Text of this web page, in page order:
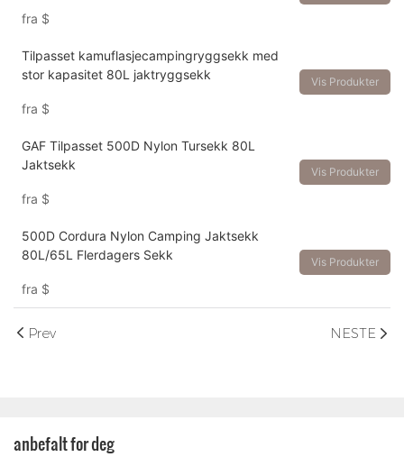
fra $
Tilpasset kamuflasjecampingryggsekk med
stor kapasitet 80L jaktryggsekk
fra $
Vis Produkter
GAF Tilpasset 500D Nylon Tursekk 80L
Jaktsekk
fra $
Vis Produkter
500D Cordura Nylon Camping Jaktsekk
80L/65L Flerdagers Sekk
fra $
Vis Produkter
Prev NESTE
anbefalt for deg